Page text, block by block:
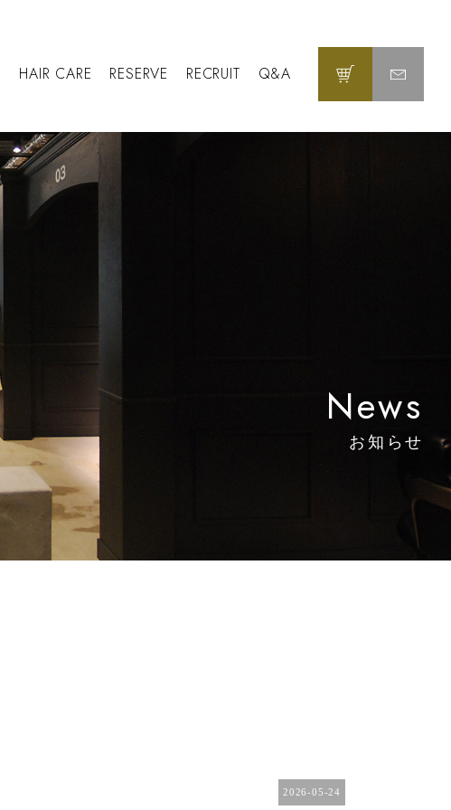
HAIR CARE RESERVE RECRUIT Q&A
News
お知らせ
2026-05-24